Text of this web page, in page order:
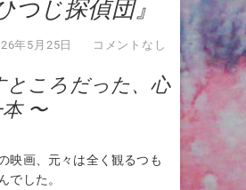
つじ探偵団』
年5月25日 コメントなし
ところだった、心
〜
映画、元々は全く観るつも
でした。